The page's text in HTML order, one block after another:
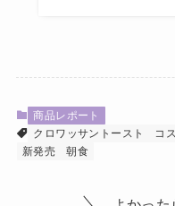
商品レポート
クロワッサントースト
コ
新発売
朝食